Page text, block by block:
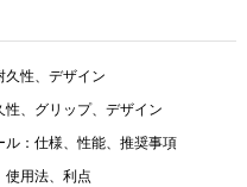
久性、デザイン
、グリップ、デザイン
：仕様、性能、推奨事項
使用法、利点